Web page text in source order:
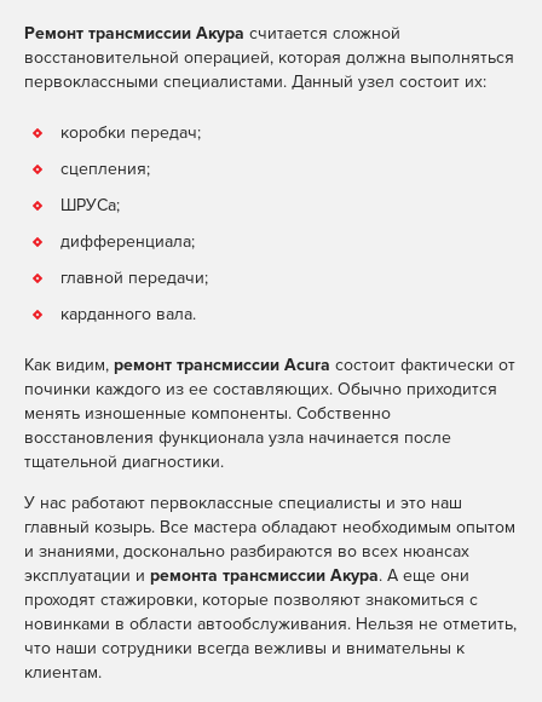
Ремонт трансмиссии Акура считается сложной
восстановительной операцией, которая должна выполняться
первоклассными специалистами. Данный узел состоит их:
коробки передач;
сцепления;
ШРУСа;
дифференциала;
главной передачи;
карданного вала.
Как видим, ремонт трансмиссии Acura состоит фактически от
починки каждого из ее составляющих. Обычно приходится
менять изношенные компоненты. Собственно
восстановления функционала узла начинается после
тщательной диагностики.
У нас работают первоклассные специалисты и это наш
главный козырь. Все мастера обладают необходимым опытом
и знаниями, досконально разбираются во всех нюансах
эксплуатации и ремонта трансмиссии Акура. А еще они
проходят стажировки, которые позволяют знакомиться с
новинками в области автообслуживания. Нельзя не отметить,
что наши сотрудники всегда вежливы и внимательны к
клиентам.